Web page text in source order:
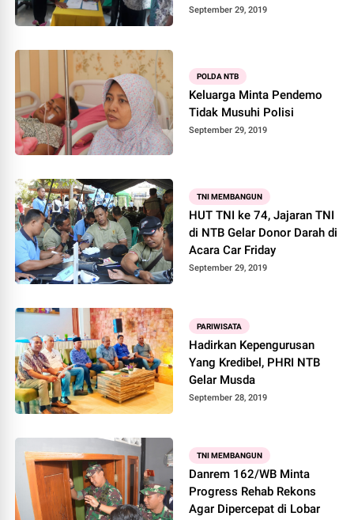
September 29, 2019
POLDA NTB
Keluarga Minta Pendemo
Tidak Musuhi Polisi
September 29, 2019
TNI MEMBANGUN
HUT TNI ke 74, Jajaran TNI
di NTB Gelar Donor Darah di
Acara Car Friday
September 29, 2019
PARIWISATA
Hadirkan Kepengurusan
Yang Kredibel, PHRI NTB
Gelar Musda
September 28, 2019
TNI MEMBANGUN
Danrem 162/WB Minta
Progress Rehab Rekons
Agar Dipercepat di Lobar